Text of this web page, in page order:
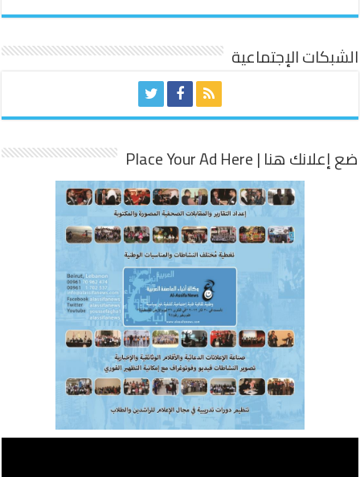
الشبكات الإجتماعية
ضع إعلانك هنا | Place Your Ad Here